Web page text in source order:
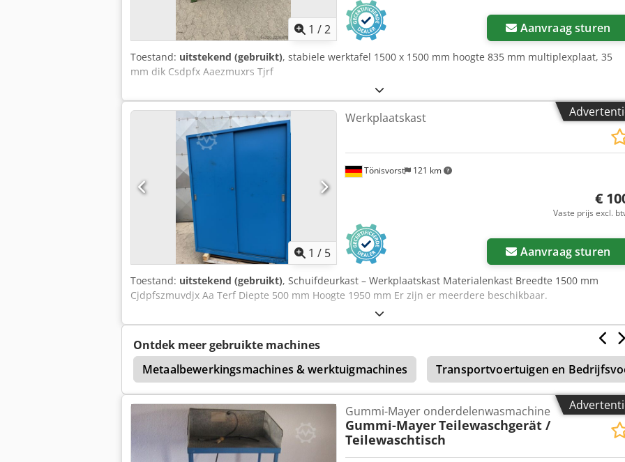
1 /2 Aanvraag sturen
Toestand: uitstekend (gebruikt), stabiele werktafel 1500 x 1500 mm hoogte 835 mm multiplexplaat, 35
mm dik Csdpfx Aaezmuxrs Tjrf
1 / 5
Tönisvorst 121 km
Werkplaatskast
€
Vaste prijs excl.
Aanvraag sturen
Toestand: uitstekend (gebruikt), Schuifdeurkast – Werkplaatskast Materialenkast Breedte 1500 mm
Cjdpfszmuvdjx Aa Terf Diepte 500 mm Hoogte 1950 mm Er zijn er meerdere beschikbaar.
Ontdek meer gebruikte machines
Metaalbewerkingsmachines & werktuigmachines
Transportvoertuigen en
Gummi-Mayer onderdelenwasmachine
Gummi-MayerTeilewaschgerät /
Teilewaschtisch